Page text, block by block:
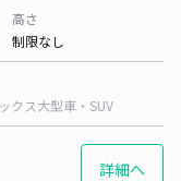
高さ
制限なし
クス大型車・SUV
詳細へ